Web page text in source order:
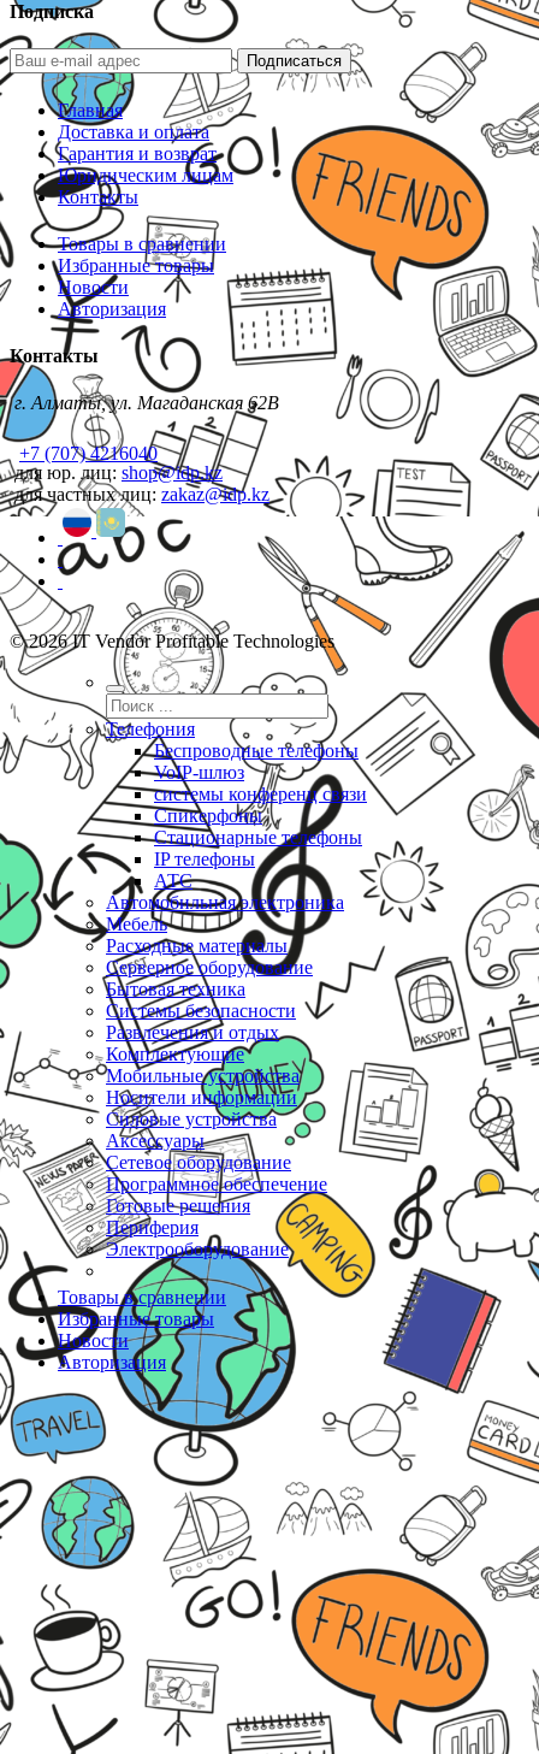
Подписка
Подписаться
Главная
Доставка и оплата
Гарантия и возврат
Юридическим лицам
Контакты
Товары в сравнении
Избранные товары
Новости
Авторизация
Контакты
г. Алматы, ул. Магаданская 62В
+7 (707) 4216040
для юр. лиц: shop@idp.kz
для частных лиц: zakaz@idp.kz
© 2026 IT Vendor Profitable Technologies
Телефония
Беспроводные телефоны
VoIP-шлюз
системы конференц связи
Спикерфоны
Стационарные телефоны
IP телефоны
АТС
Автомобильная электроника
Мебель
Расходные материалы
Серверное оборудование
Бытовая техника
Системы безопасности
Развлечения и отдых
Комплектующие
Мобильные устройства
Носители информации
Силовые устройства
Аксессуары
Сетевое оборудование
Программное обеспечение
Готовые решения
Периферия
Электрооборудование
Товары в сравнении
Избранные товары
Новости
Авторизация